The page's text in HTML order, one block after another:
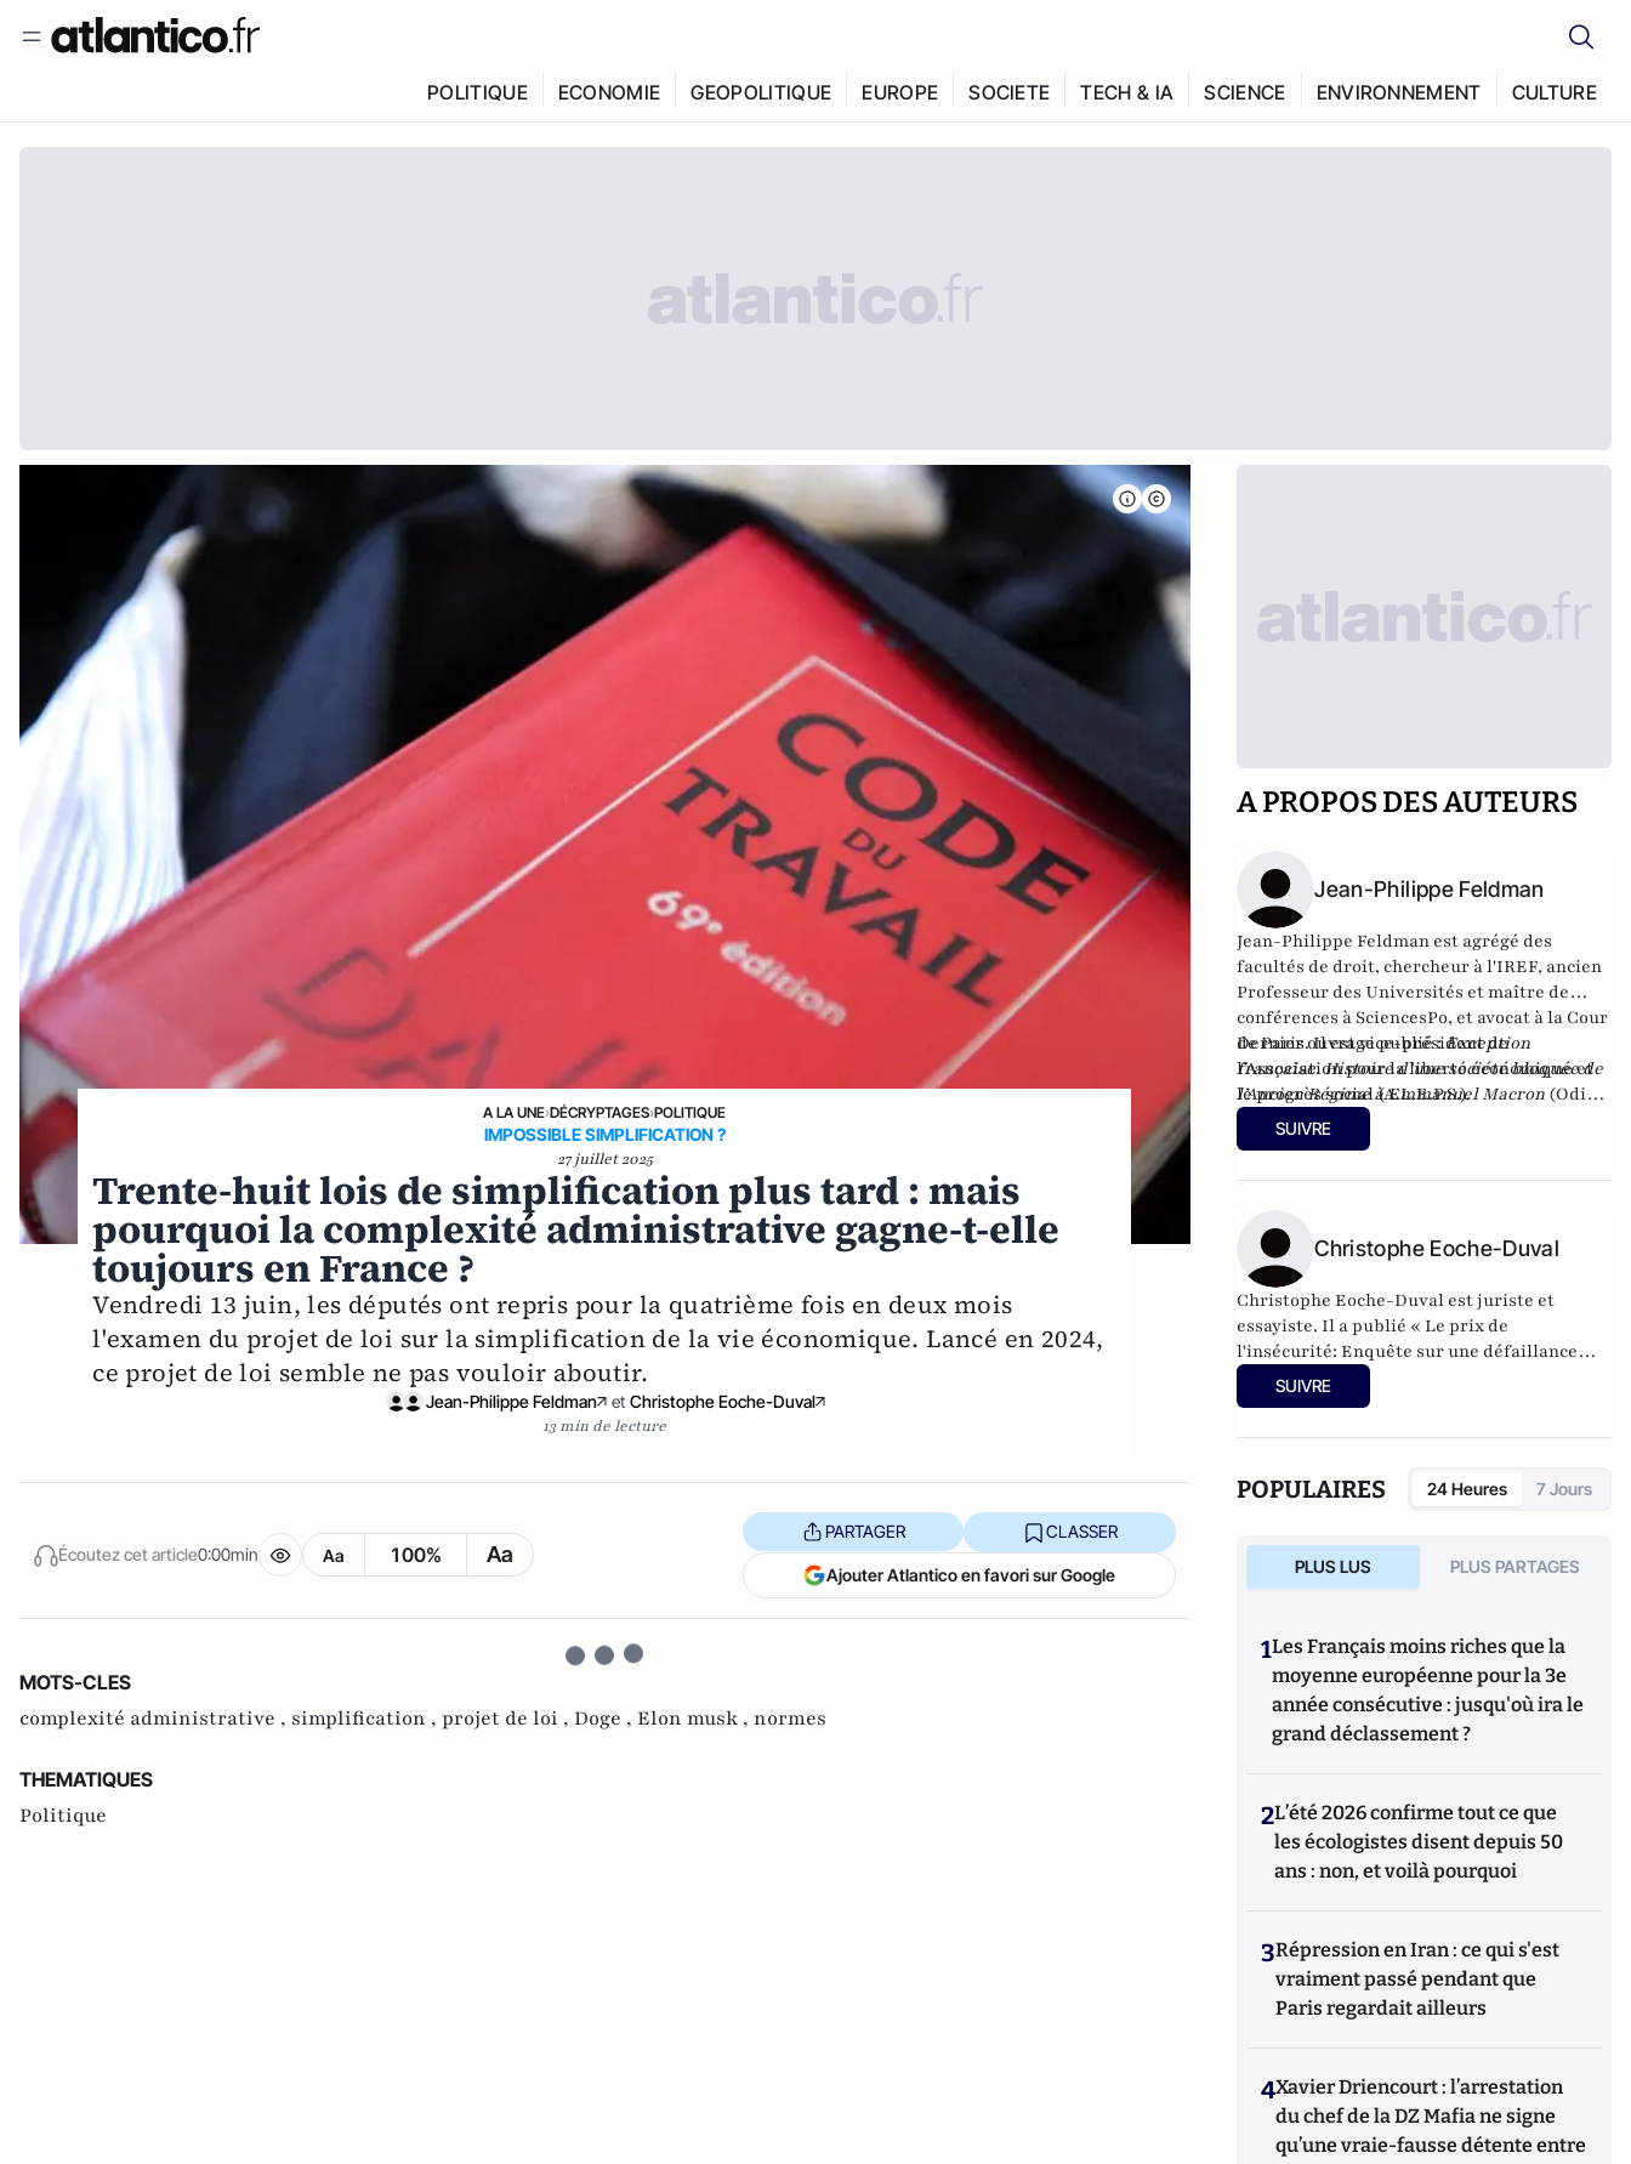
POLITIQUE ECONOMIE GEOPOLITIQUE EUROPE SOCIETE TECH & IA SCIENCE ENVIRONNEMENT CULTURE
A LA UNE›DÉCRYPTAGES›POLITIQUE
IMPOSSIBLE SIMPLIFICATION ?
27 juillet 2025
Trente-huit lois de simplification plus tard : mais
pourquoi la complexité administrative gagne-t-elle
toujours en France ?
Vendredi 13 juin, les députés ont repris pour la quatrième fois en deux mois
l'examen du projet de loi sur la simplification de la vie économique. Lancé en 2024,
ce projet de loi semble ne pas vouloir aboutir.
Jean-Philippe Feldman et Christophe Eoche-Duval
13 min de lecture
Écoutez cet article0:00min Aa 100% Aa
PARTAGER CLASSER
Ajouter Atlantico en favori sur Google
MOTS-CLES
complexité administrative , simplification , projet de loi , Doge , Elon musk , normes
THEMATIQUES
Politique
A PROPOS DES AUTEURS
Jean-Philippe Feldman
Jean-Philippe Feldman est agrégé des
facultés de droit, chercheur à l'IREF, ancien
Professeur des Universités et maître de
conférences à SciencesPo, et avocat à la Cour
de Paris. Il est vice-président de
l’Association pour la liberté économique et
le progrès social (A.L.E.P.S.).
Dernier ouvrage publié :Exception
française. Histoire d’une société bloquée de
l’Ancien Régime à Emmanuel Macron (Odile
Jacob, 2020).
SUIVRE
Christophe Eoche-Duval
Christophe Eoche-Duval est juriste et
essayiste. Il a publié « Le prix de
l'insécurité: Enquête sur une défaillance
d'Etat » aux éditions Eyrolles et « L’inflation
normative » aux éditions Plon.
SUIVRE
POPULAIRES 24 Heures 7 Jours
PLUS LUS PLUS PARTAGES
1Les Français moins riches que la
moyenne européenne pour la 3e
année consécutive : jusqu'où ira le
grand déclassement ?
2L’été 2026 confirme tout ce que
les écologistes disent depuis 50
ans : non, et voilà pourquoi
3Répression en Iran : ce qui s'est
vraiment passé pendant que
Paris regardait ailleurs
4Xavier Driencourt : l’arrestation
du chef de la DZ Mafia ne signe
qu’une vraie-fausse détente entre